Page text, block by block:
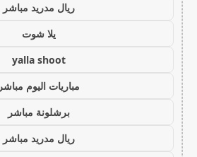
ريال مدريد مباشر
يلا شوت
yalla shoot
مباريات اليوم مباشر
برشلونة مباشر
ريال مدريد مباشر